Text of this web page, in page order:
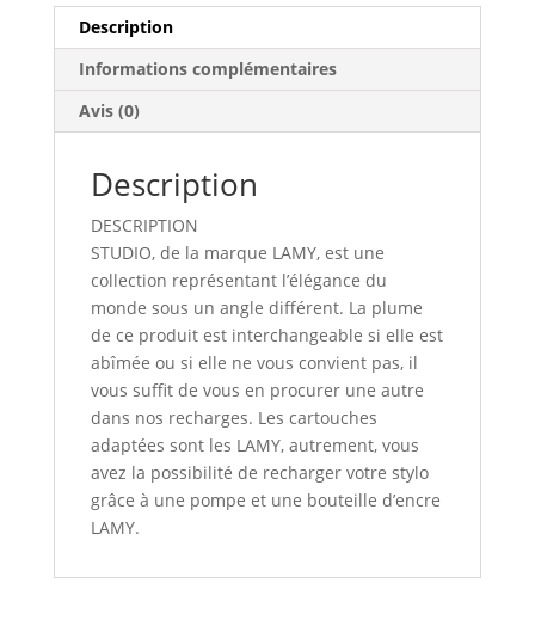
Description
Informations complémentaires
Avis (0)
Description
DESCRIPTION
STUDIO, de la marque LAMY, est une
collection représentant l’élégance du
monde sous un angle différent. La plume
de ce produit est interchangeable si elle est
abîmée ou si elle ne vous convient pas, il
vous suffit de vous en procurer une autre
dans nos recharges. Les cartouches
adaptées sont les LAMY, autrement, vous
avez la possibilité de recharger votre stylo
grâce à une pompe et une bouteille d’encre
LAMY.